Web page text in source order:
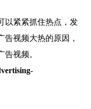
以紧紧抓住热点，发
视频大热的原因，
视频。